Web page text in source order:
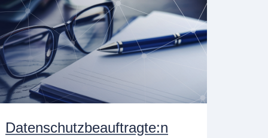
Datenschutzbeauftragte:n